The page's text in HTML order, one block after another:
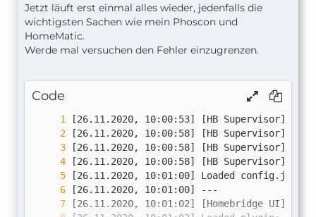
Jetzt läuft erst einmal alles wieder, jedenfalls die
wichtigsten Sachen wie mein Phoscon und
HomeMatic.
Werde mal versuchen den Fehler einzugrenzen.
Code